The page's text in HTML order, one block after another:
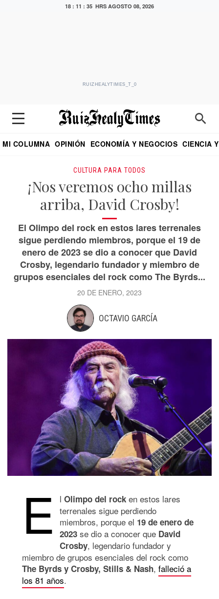
18 : 11 : 36 HRS AGOSTO 08, 2026
RUIZHEALYTIMES_T_0
MI COLUMNA OPINIÓN ECONOMÍA Y NEGOCIOS CIENCIA
CULTURA PARA TODOS
¡Nos veremos ocho millas
arriba, David Crosby!
El Olimpo del rock en estos lares terrenales
sigue perdiendo miembros, porque el 19 de
enero de 2023 se dio a conocer que David
Crosby, legendario fundador y miembro de
grupos esenciales del rock como The Byrds...
20 DE ENERO, 2023
OCTAVIO GARCÍA
E l Olimpo del rock en estos lares
terrenales sigue perdiendo
miembros, porque el 19 de enero de
2023 se dio a conocer que David
Crosby, legendario fundador y
miembro de grupos esenciales del rock como
The Byrds y Crosby, Stills & Nash, falleció a
los 81 años.